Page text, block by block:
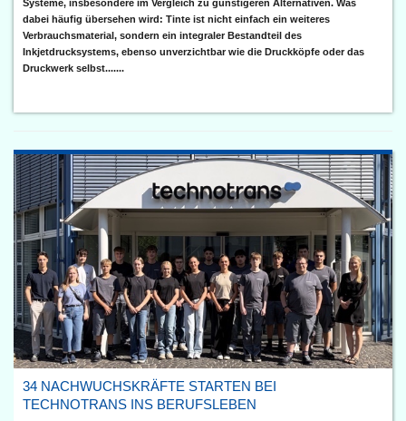
Systeme, insbesondere im Vergleich zu günstigeren Alternativen. Was
dabei häufig übersehen wird: Tinte ist nicht einfach ein weiteres
Verbrauchsmaterial, sondern ein integraler Bestandteil des
Inkjetdrucksystems, ebenso unverzichtbar wie die Druckköpfe oder das
Druckwerk selbst.......
34 NACHWUCHSKRÄFTE STARTEN BEI
TECHNOTRANS INS BERUFSLEBEN